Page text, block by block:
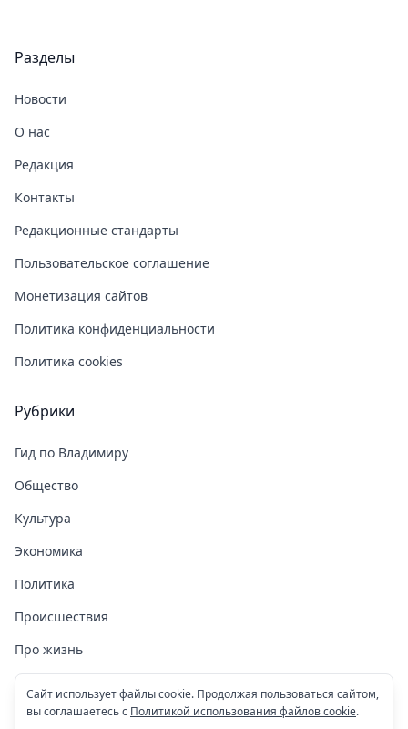
Разделы
Новости
О нас
Редакция
Контакты
Редакционные стандарты
Пользовательское соглашение
Монетизация сайтов
Политика конфиденциальности
Политика cookies
Рубрики
Гид по Владимиру
Общество
Культура
Экономика
Политика
Происшествия
Про жизнь
Здоровье
COVID-19
Сайт использует файлы cookie. Продолжая пользоваться сайтом,
вы соглашаетесь с Политикой использования файлов cookie.